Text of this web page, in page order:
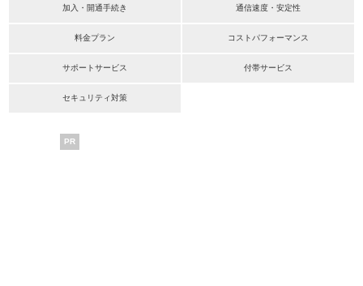
加入・開通手続き 通信速度・安定性
料金プラン コストパフォーマンス
サポートサービス 付帯サービス
セキュリティ対策
PR